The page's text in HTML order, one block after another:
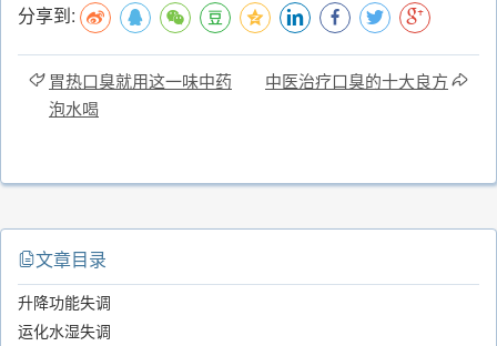
分享到:
胃热口臭就用这一味中药
泡水喝
中医治疗口臭的十大良方
文章目录
升降功能失调
运化水湿失调